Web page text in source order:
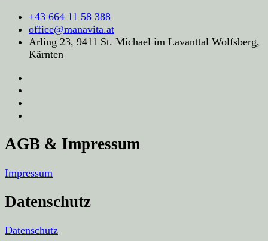
+43 664 11 58 388
office@manavita.at
Arling 23, 9411 St. Michael im Lavanttal Wolfsberg,
Kärnten
AGB & Impressum
Impressum
Datenschutz
Datenschutz